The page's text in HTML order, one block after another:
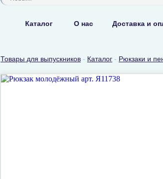
Каталог О нас Доставка и
Товары для выпускников - Каталог - Рюкзаки и